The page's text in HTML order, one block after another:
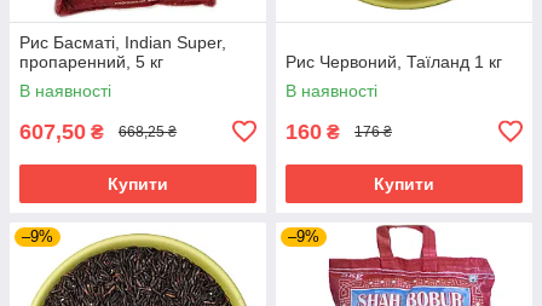
Рис Басматі, Indian Super,
пропаренний, 5 кг
В наявності
607,50 ₴ 668,25 ₴
Купити
Рис Червоний, Таїланд 1 кг
В наявності
160 ₴ 176 ₴
Купити
–9% –9%